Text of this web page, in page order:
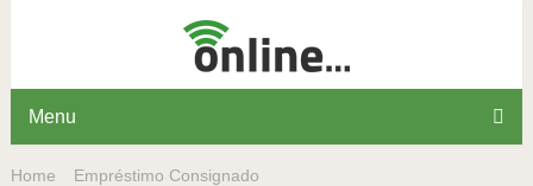
Menu
Home
Empréstimo Consignado